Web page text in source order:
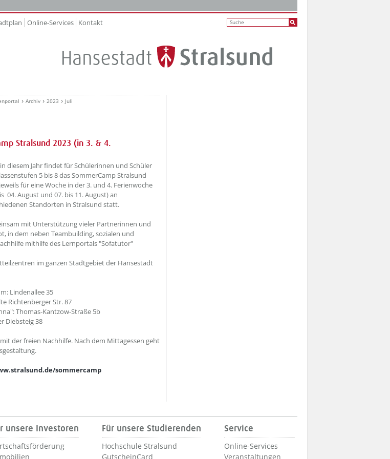
Online-Services Kontakt
Archiv 2023 Juli
Stralsund 2023 (in 3. & 4.
titel ???
diesem Jahr findet für Schülerinnen und Schüler
5 bis 8 das SommerCamp Stralsund
für eine Woche in der 3. und 4. Ferienwoche
04. August und 07. bis 11. August) an
Standorten in Stralsund statt.
mit Unterstützung vieler Partnerinnen und
in dem neben Teambuilding, sozialen und
mithilfe des Lernportals "Sofatutor"
im ganzen Stadtgebiet der Hansestadt
Lindenallee 35
Richtenberger Str. 87
Thomas-Kantzow-Straße 5b
Diebsteig 38
der freien Nachhilfe. Nach dem Mittagessen geht
sommercamp
unsere Investoren Für unsere Studierenden
Hochschule Stralsund
GutscheinCard
Service
Online-Services
Veranstaltungen